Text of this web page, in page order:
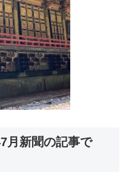
月新聞の記事で